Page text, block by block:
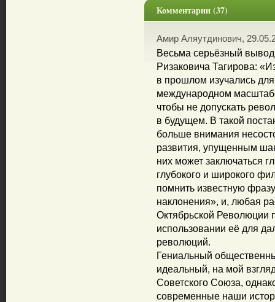
Комментарии (37)
Амир Аляутдинович,
Весьма серьёзный
Ризаковича Тагирова:
в прошлом изучались
международном
чтобы не допускать
в будущем. В такой
больше внимания
развития, упущенным
них может заключаться
глубокого и широкого
помнить известную
наклонения», и, любая
Октябрьской Революции
использовании её для
революций.
Гениальный
идеальный, на мой
Советского Союза,
современные наши